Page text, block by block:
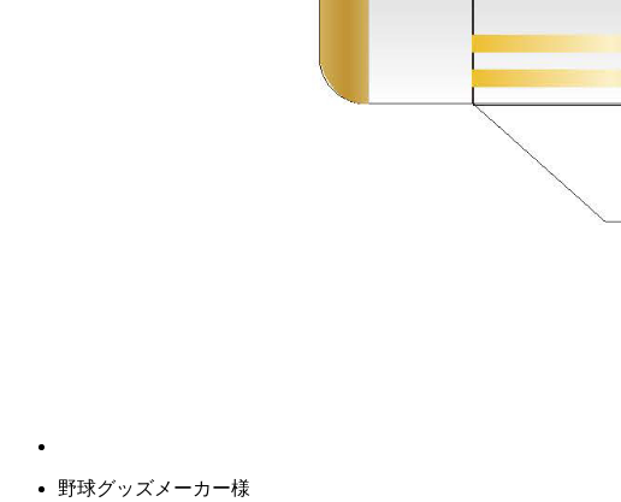
野球グッズメーカー様